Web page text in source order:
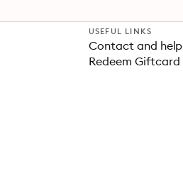
USEFUL LINKS
Contact and help
Redeem Giftcard